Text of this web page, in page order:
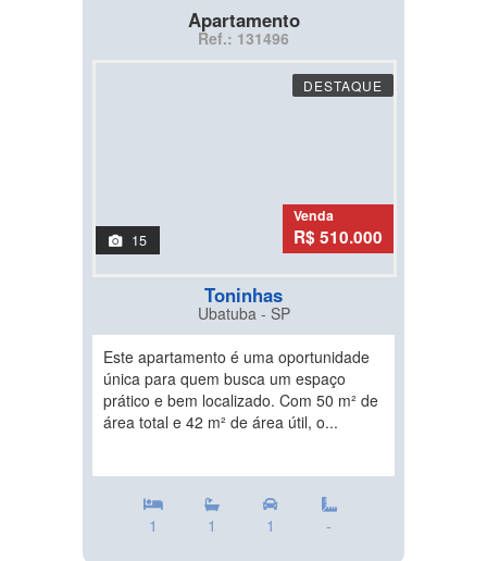
Apartamento
Ref.: 131496
DESTAQUE
15
Venda
R$ 510.000
Toninhas
Ubatuba - SP
Este apartamento é uma oportunidade
única para quem busca um espaço
prático e bem localizado. Com 50 m² de
área total e 42 m² de área útil, o...
1 1 1 -